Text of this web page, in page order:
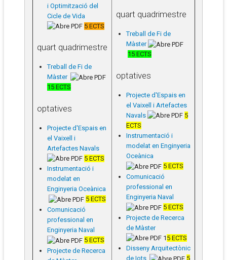
i Optimització del
Cicle de Vida
5 ECTS
quart quadrimestre
Treball de Fi de
Màster
15 ECTS
optatives
Projecte d'Espais en
el Vaixell i
Artefactes Navals
5 ECTS
Instrumentació i
modelat en
Enginyeria Oceànica
5 ECTS
Comunicació
professional en
Enginyeria Naval
5 ECTS
Projecte de Recerca
quart quadrimestre
Treball de Fi de
Màster
15 ECTS
optatives
Projecte d'Espais en
el Vaixell i Artefactes
Navals
5
ECTS
Instrumentació i
modelat en Enginyeria
Oceànica
5 ECTS
Comunicació
professional en
Enginyeria Naval
5 ECTS
Projecte de Recerca
de Màster
1 5 ECTS
Disseny Arquitectònic
de Iots
5